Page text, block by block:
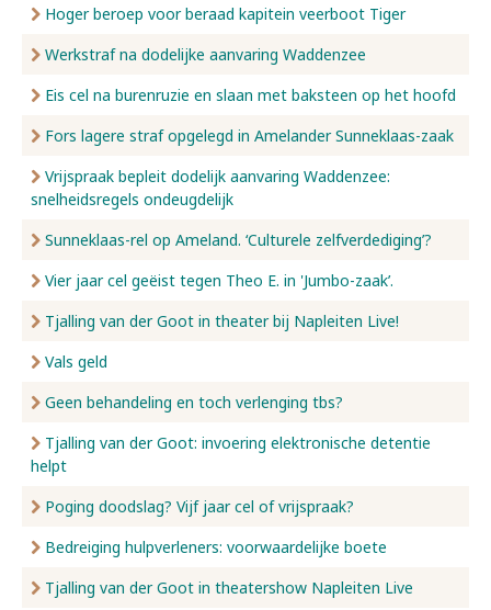
Hoger beroep voor beraad kapitein veerboot Tiger
Werkstraf na dodelijke aanvaring Waddenzee
Eis cel na burenruzie en slaan met baksteen op het hoofd
Fors lagere straf opgelegd in Amelander Sunneklaas-zaak
Vrijspraak bepleit dodelijk aanvaring Waddenzee:
snelheidsregels ondeugdelijk
Sunneklaas-rel op Ameland. ‘Culturele zelfverdediging’?
Vier jaar cel geëist tegen Theo E. in 'Jumbo-zaak’.
Tjalling van der Goot in theater bij Napleiten Live!
Vals geld
Geen behandeling en toch verlenging tbs?
Tjalling van der Goot: invoering elektronische detentie
helpt
Poging doodslag? Vijf jaar cel of vrijspraak?
Bedreiging hulpverleners: voorwaardelijke boete
Tjalling van der Goot in theatershow Napleiten Live